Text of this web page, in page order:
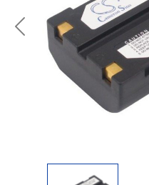
Previous